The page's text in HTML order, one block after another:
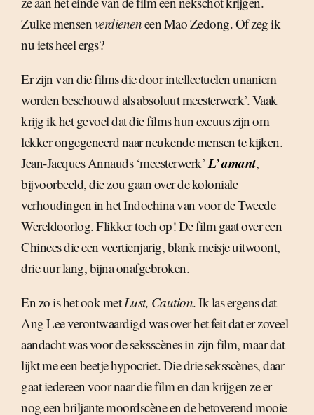
Zulke mensenverdieneneen Mao Zedong. Of zeg ik
nu iets heel ergs?
Er zijn van die films die door intellectuelen unaniem
worden beschouwd als absoluut meesterwerk’. Vaak
krijg ik het gevoel dat die films hun excuus zijn om
lekker ongegeneerd naar neukende mensen te kijken.
Jean-Jacques Annauds ‘meesterwerk’L’ amant,
bijvoorbeeld, die zou gaan over de koloniale
verhoudingen in het Indochina van voor de Tweede
Wereldoorlog. Flikker toch op! De film gaat over een
Chinees die een veertienjarig, blank meisje uitwoont,
drie uur lang, bijna onafgebroken.
En zo is het ook metLust, Caution. Ik las ergens dat
Ang Lee verontwaardigd was over het feit dat er zoveel
aandacht was voor de seksscènes in zijn film, maar dat
lijkt me een beetje hypocriet. Die drie seksscènes, daar
gaat iedereen voor naar die film en dan krijgen ze er
nog een briljante moordscène en de betoverend mooie